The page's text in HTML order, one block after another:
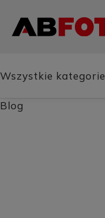
Wszystkie kategorie
Blog